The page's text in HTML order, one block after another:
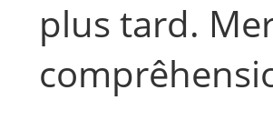
plus tard.